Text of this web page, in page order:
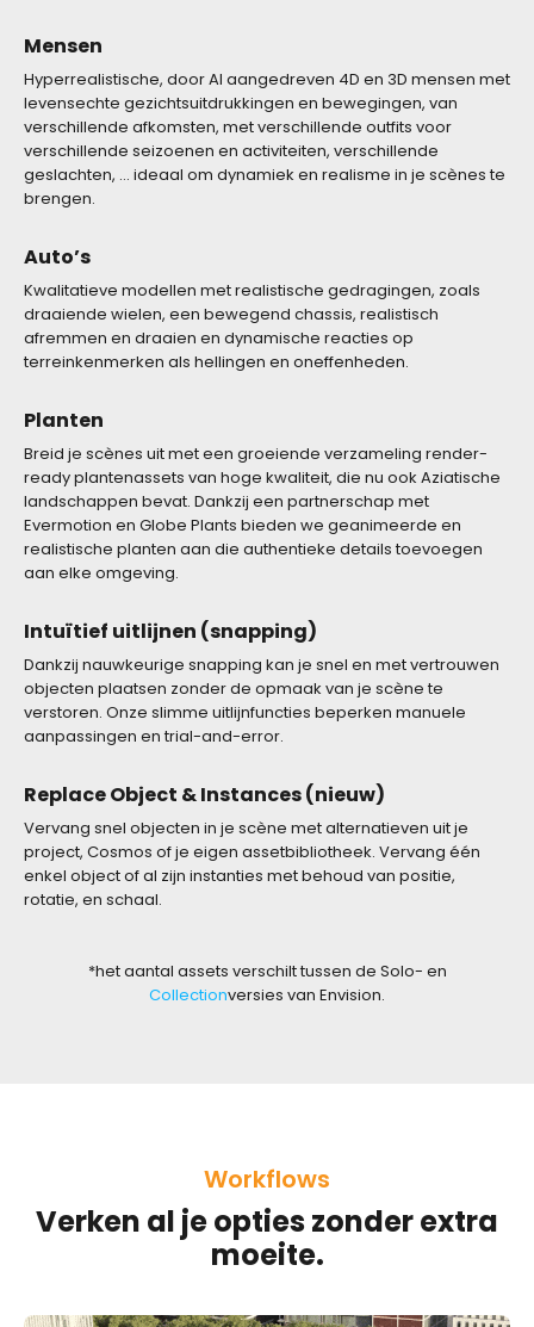
Mensen
Hyperrealistische, door AI aangedreven 4D en 3D mensen met
levensechte gezichtsuitdrukkingen en bewegingen, van
verschillende afkomsten, met verschillende outfits voor
verschillende seizoenen en activiteiten, verschillende
geslachten, … ideaal om dynamiek en realisme in je scènes te
brengen.
Auto’s
Kwalitatieve modellen met realistische gedragingen, zoals
draaiende wielen, een bewegend chassis, realistisch
afremmen en draaien en dynamische reacties op
terreinkenmerken als hellingen en oneffenheden.
Planten
Breid je scènes uit met een groeiende verzameling render-
ready plantenassets van hoge kwaliteit, die nu ook Aziatische
landschappen bevat. Dankzij een partnerschap met
Evermotion en Globe Plants bieden we geanimeerde en
realistische planten aan die authentieke details toevoegen
aan elke omgeving.
Intuïtief uitlijnen (snapping)
Dankzij nauwkeurige snapping kan je snel en met vertrouwen
objecten plaatsen zonder de opmaak van je scène te
verstoren. Onze slimme uitlijnfuncties beperken manuele
aanpassingen en trial-and-error.
Replace Object & Instances (nieuw)
Vervang snel objecten in je scène met alternatieven uit je
project, Cosmos of je eigen assetbibliotheek. Vervang één
enkel object of al zijn instanties met behoud van positie,
rotatie, en schaal.
*het aantal assets verschilt tussen de Solo- en
Collectionversies van Envision.
Workflows
Verken al je opties zonder extra
moeite.